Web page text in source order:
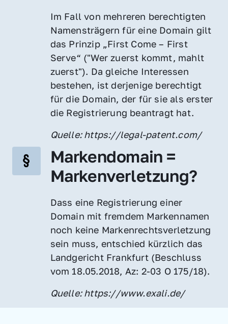
Im Fall von mehreren berechtigten
Namensträgern für eine Domain gilt
das Prinzip „First Come – First
Serve“ ("Wer zuerst kommt, mahlt
zuerst"). Da gleiche Interessen
bestehen, ist derjenige berechtigt
für die Domain, der für sie als erster
die Registrierung beantragt hat.
Quelle: https://legal-patent.com/
Markendomain =
Markenverletzung?
Dass eine Registrierung einer
Domain mit fremdem Markennamen
noch keine Markenrechtsverletzung
sein muss, entschied kürzlich das
Landgericht Frankfurt (Beschluss
vom 18.05.2018, Az: 2-03 O 175/18).
Quelle: https://www.exali.de/